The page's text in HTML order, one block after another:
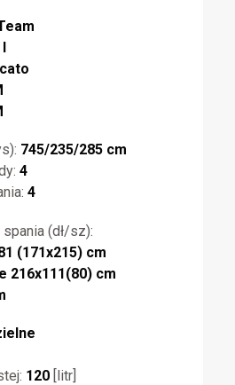
745/235/285 cm
4
4
(dł/sz):
(171x215) cm
216x111(80) cm
120[litr]